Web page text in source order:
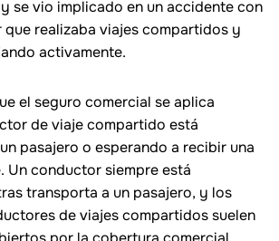
se vio implicado en un accidente con
realizaba viajes compartidos y
activamente.
el seguro comercial se aplica
de viaje compartido está
pasajero o esperando a recibir una
Un conductor siempre está
transporta a un pasajero, y los
de viajes compartidos suelen